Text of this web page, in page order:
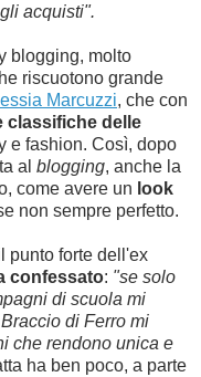
acquisti".
blogging, molto
riscuotono grande
Marcuzzi, che con
classifiche delle
e fashion. Così, dopo
al blogging, anche la
come avere un look
non sempre perfetto.
punto forte dell'ex
confessato: "se solo
di scuola mi
di Ferro mi
che rendono unica e
ha ben poco, a parte